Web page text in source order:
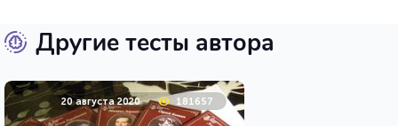
Другие тесты автора
20 августа 2020 181657